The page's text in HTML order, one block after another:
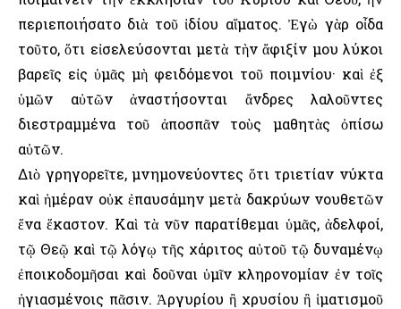
περιεποιήσατο διὰ τοῦ ἰδίου αἵματος. Ἐγὼ γὰρ οἶδα
τοῦτο, ὅτι εἰσελεύσονται μετὰ τὴν ἄφιξίν μου λύκοι
βαρεῖς εἰς ὑμᾶς μὴ φειδόμενοι τοῦ ποιμνίου· καὶ ἐξ
ὑμῶν αὐτῶν ἀναστήσονται ἄνδρες λαλοῦντες
διεστραμμένα τοῦ ἀποσπᾶν τοὺς μαθητὰς ὀπίσω
αὐτῶν.
Διὸ γρηγορεῖτε, μνημονεύοντες ὅτι τριετίαν νύκτα
καὶ ἡμέραν οὐκ ἐπαυσάμην μετὰ δακρύων νουθετῶν
ἕνα ἕκαστον. Καὶ τὰ νῦν παρατίθεμαι ὑμᾶς, ἀδελφοί,
τῷ Θεῷ καὶ τῷ λόγῳ τῆς χάριτος αὐτοῦ τῷ δυναμένῳ
ἐποικοδομῆσαι καὶ δοῦναι ὑμῖν κληρονομίαν ἐν τοῖς
ἡγιασμένοις πᾶσιν. Ἀργυρίου ἢ χρυσίου ἢ ἱματισμοῦ